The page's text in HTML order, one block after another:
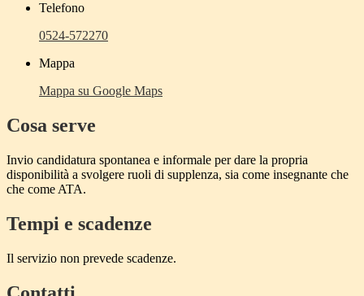
Telefono
0524-572270
Mappa
Mappa su Google Maps
Cosa serve
Invio candidatura spontanea e informale per dare la propria
disponibilità a svolgere ruoli di supplenza, sia come insegnante che
che come ATA.
Tempi e scadenze
Il servizio non prevede scadenze.